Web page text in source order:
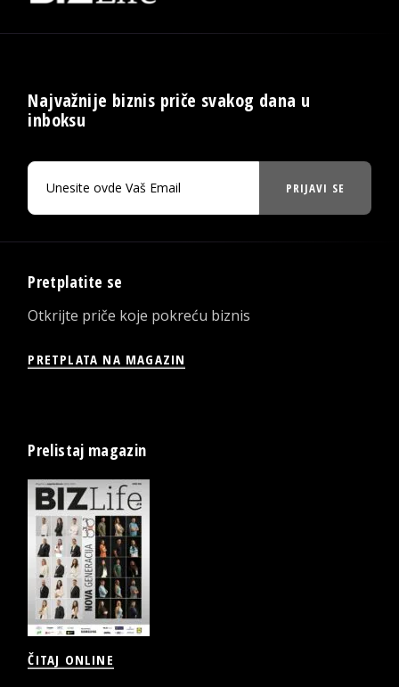
Najvažnije biznis priče svakog dana u
inboksu
PRIJAVI SE
Pretplatite se
Otkrijte priče koje pokreću biznis
PRETPLATA NA MAGAZIN
Prelistaj magazin
ČITAJ ONLINE